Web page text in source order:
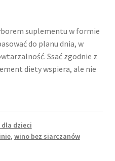
suplementu w formie
do planu dnia, w
Ssać zgodnie z
diety wspiera, ale nie
dzieci
, wino bez siarczanów